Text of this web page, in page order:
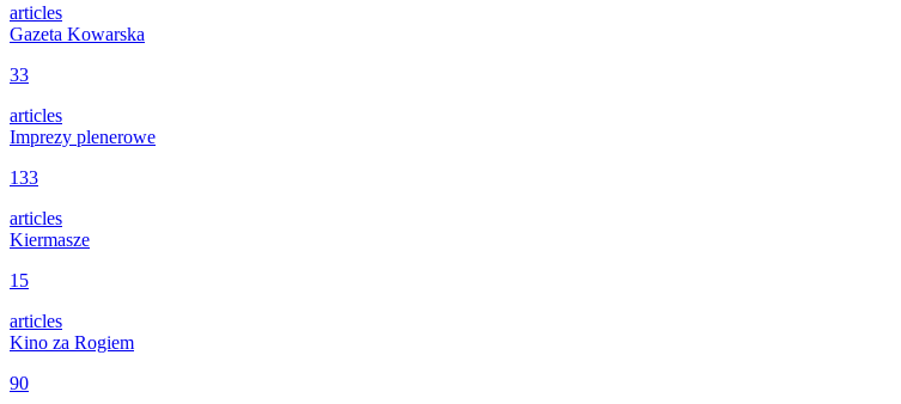
articles
Gazeta Kowarska
33
articles
Imprezy plenerowe
133
articles
Kiermasze
15
articles
Kino za Rogiem
90